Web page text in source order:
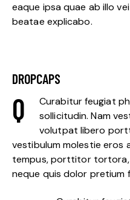
eaque ipsa quae ab illo vei
beatae explicabo.
DROPCAPS
Q
Curabitur feugiat
sollicitudin. Nam
volutpat libero
vestibulum molestie eros
tempus, porttitor tortora,
neque quis dolor pretium